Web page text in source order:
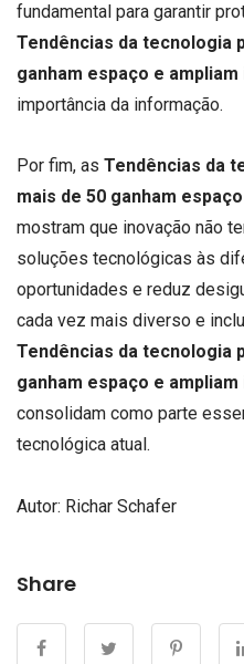
fundamental para garantir
Tendências da tecnologia
ganham espaço e
importância da informação.
Por fim, as Tendências da
mais de 50 ganham
mostram que inovação não
soluções tecnológicas às
oportunidades e reduz
cada vez mais diverso e
Tendências da tecnologia
ganham espaço e
consolidam como parte
tecnológica atual.
Autor: Richar Schafer
Share